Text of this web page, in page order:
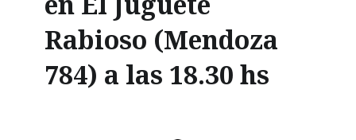
Rabioso (Mendoza
784) a las 18.30 hs